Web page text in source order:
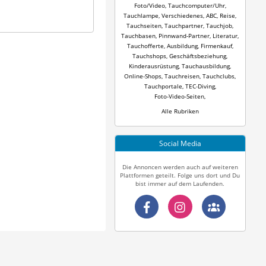
Foto/Video, Tauchcomputer/Uhr,
Tauchlampe Verschiedenes ABC Reise
Tauchseiten Tauchpartner Tauchjob
Tauchbasen Pinnwand-Partner Literatur
Tauchofferte Ausbildung, Firmenkauf,
Tauchshops Geschäftsbeziehung,
Kinderausrüstung, Tauchausbildung,
Online-Shops Tauchreisen Tauchclubs
Tauchportale TEC-Diving,
Foto-Video-Seiten
Alle Rubriken
Social Media
Die Annoncen werden auch auf weiteren
Plattformen geteilt. Folge uns dort und Du
bist immer auf dem Laufenden.